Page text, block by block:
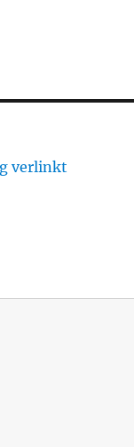
verlinkt